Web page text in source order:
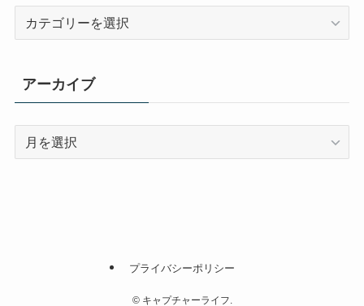
リ
ー
アーカイブ
プライバシーポリシー
©キャプチャーライフ.